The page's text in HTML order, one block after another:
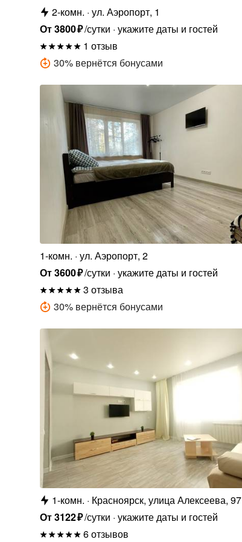
2-комн. ул. Аэропорт, 1
От3800₽/сутки укажите даты и гостей
1 отзыв
30% вернётся бонусами
1-комн. ул. Аэропорт, 2
От3600₽/сутки укажите даты и гостей
3 отзыва
30% вернётся бонусами
1-комн.
Красноярск, улица Алексеева, 97
От3122₽/сутки укажите даты и гостей
6 отзывов